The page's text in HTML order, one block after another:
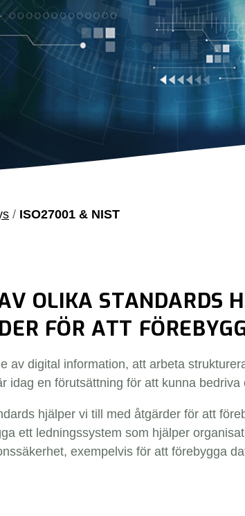
/ ISO27001 & NIST
OLIKA STANDARDS
FÖR ATT
av digital information, att arbeta
idag en förutsättning för att kunna bedriva
hjälper vi till med åtgärder för att
ett ledningssystem som hjälper
exempelvis för att förebygga